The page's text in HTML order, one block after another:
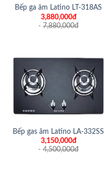
Bếp ga âm Latino LT-318AS
3,880,000đ
- 7,880,000đ
Bếp gas âm Latino LA-332SS
3,150,000đ
- 4,500,000đ